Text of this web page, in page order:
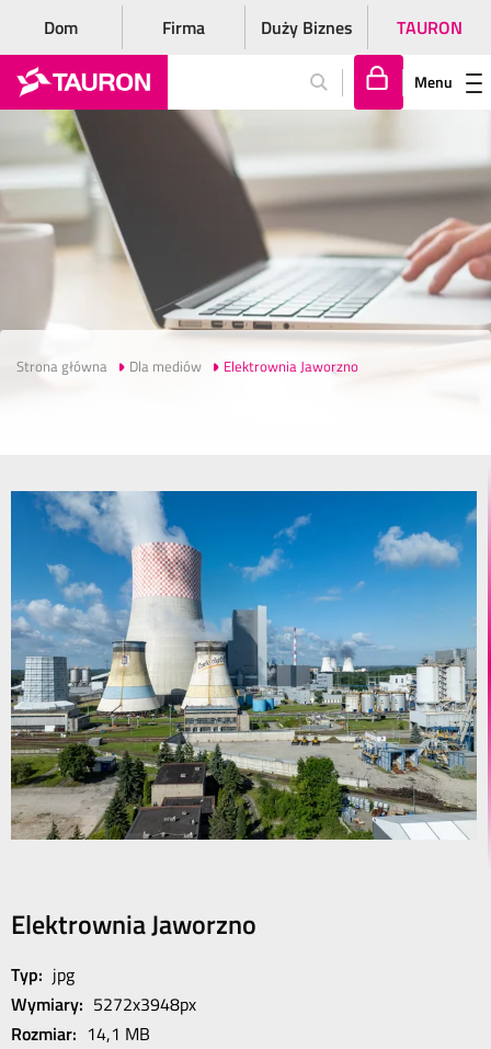
Dom Firma Duży Biznes TAURON
lo
gu
j
si
ę
Menu
Strona główna Dla mediów Elektrownia Jaworzno
Elektrownia Jaworzno
Typ: jpg
Wymiary: 5272x3948px
Rozmiar: 14,1 MB